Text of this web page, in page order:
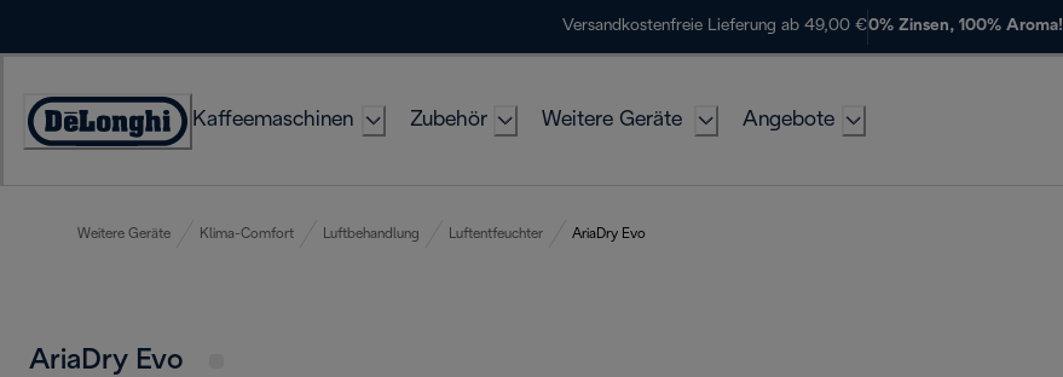
Versandkostenfreie Lieferung ab 49,00 €0% Zinsen, 100% Aroma!
Erklärung
Kaffeemaschinen Zubehör Weitere Geräte Angebote
Weitere Geräte Klima-Comfort Luftbehandlung Luftentfeuchter AriaDry Evo
AriaDry Evo